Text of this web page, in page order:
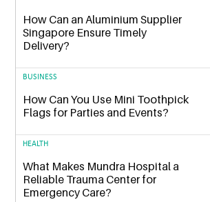
How Can an Aluminium Supplier
Singapore Ensure Timely
Delivery?
BUSINESS
How Can You Use Mini Toothpick
Flags for Parties and Events?
HEALTH
What Makes Mundra Hospital a
Reliable Trauma Center for
Emergency Care?